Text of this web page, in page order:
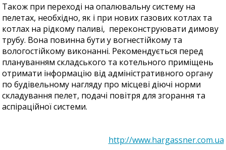
Також при переході на опалювальну систему на
пелетах, необхідно, як і при нових газових котлах та
котлах на рідкому паливі, переконструювати димову
трубу. Вона повинна бути у вогнестійкому та
вологостійкому виконанні. Рекомендується перед
плануванням складського та котельного приміщень
отримати інформацію від адміністративного органу
по будівельному нагляду про місцеві діючі норми
складування пелет, подачі повітря для згорання та
аспіраційної системи.
http://www.hargassner.com.ua